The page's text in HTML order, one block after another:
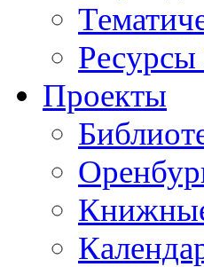
Проекты